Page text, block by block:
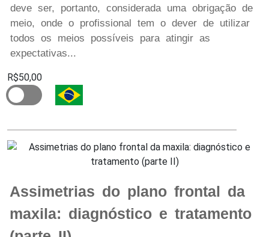
deve ser, portanto, considerada uma obrigação de
meio, onde o profissional tem o dever de utilizar
todos os meios possíveis para atingir as
expectativas...
R$50,00
Assimetrias do plano frontal da
maxila: diagnóstico e tratamento